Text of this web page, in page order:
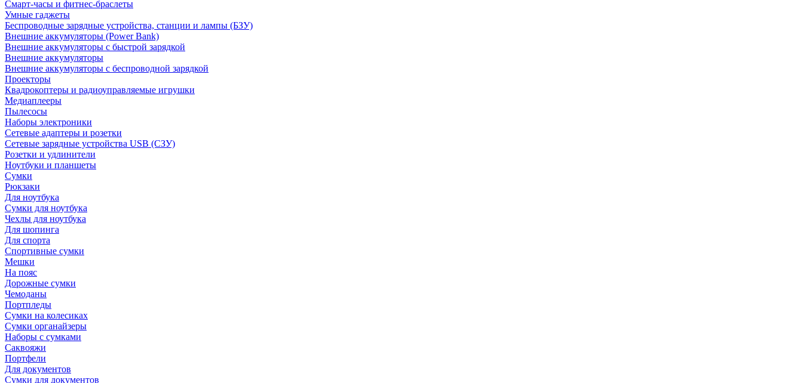
Смарт-часы и фитнес-браслеты
Умные гаджеты
Беспроводные зарядные устройства, станции и лампы (БЗУ)
Внешние аккумуляторы (Power Bank)
Внешние аккумуляторы с быстрой зарядкой
Внешние аккумуляторы
Внешние аккумуляторы с беспроводной зарядкой
Проекторы
Квадрокоптеры и радиоуправляемые игрушки
Медиаплееры
Пылесосы
Наборы электроники
Сетевые адаптеры и розетки
Сетевые зарядные устройства USB (СЗУ)
Розетки и удлинители
Ноутбуки и планшеты
Сумки
Рюкзаки
Для ноутбука
Сумки для ноутбука
Чехлы для ноутбука
Для шопинга
Для спорта
Спортивные сумки
Мешки
На пояс
Дорожные сумки
Чемоданы
Портпледы
Сумки на колесиках
Сумки органайзеры
Наборы с сумками
Саквояжи
Портфели
Для документов
Сумки для документов